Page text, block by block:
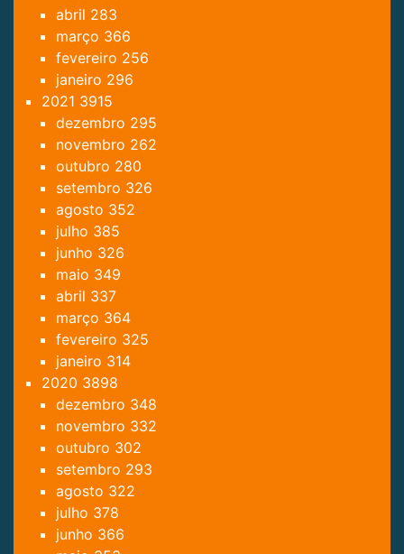
abril 283
março 366
fevereiro 256
janeiro 296
2021 3915
dezembro 295
novembro 262
outubro 280
setembro 326
agosto 352
julho 385
junho 326
maio 349
abril 337
março 364
fevereiro 325
janeiro 314
2020 3898
dezembro 348
novembro 332
outubro 302
setembro 293
agosto 322
julho 378
junho 366